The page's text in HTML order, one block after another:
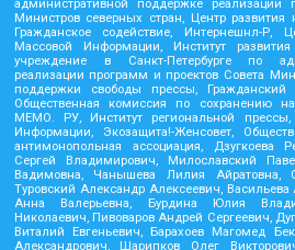
административной поддержке реализации
Министров северных стран, Центр развития
Гражданское содействие, Интернешнл-Р,
Массовой Информации, Институт
учреждение в Санкт-Петербурге по
реализации программ и проектов Совета
поддержки свободы прессы,
Общественная комиссия по сохранению
МЕМО. РУ, Институт региональной прессы,
Информации, Экозащита!-Женсовет,
антимонопольная ассоциация, Дзугкоева
Сергей Владимирович, Милославский
Вадимовна, Чанышева Лилия Айратовна,
Туровский Александр Алексеевич, Васильева
Анна Валерьевна, Бурдина Юлия
Николаевич, Пивоваров Андрей Сергеевич,
Виталий Евгеньевич, Барахоев Магомед
Александрович, Шарипков Олег